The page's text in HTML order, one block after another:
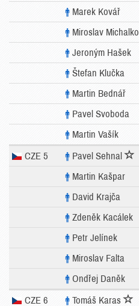
Marek Kovář
Miroslav Michalko
Jeroným Hašek
Štefan Klučka
Martin Bednář
Pavel Svoboda
Martin Vašík
CZE 5 Pavel Sehnal
Martin Kašpar
David Krajča
Zdeněk Kacálek
Petr Jelínek
Miroslav Falta
Ondřej Daněk
CZE 6 Tomáš Karas